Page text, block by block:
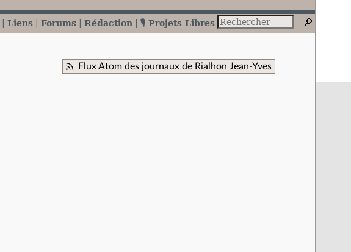
Liens Forums Rédaction 🎙️ Projets Libres
Flux Atom des journaux de Rialhon Jean-Yves